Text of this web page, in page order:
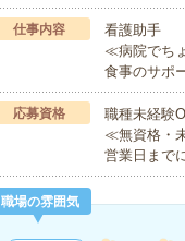
仕事内容
看護助手
≪病院でち
食事のサポ
応募資格
職種未経験
≪無資格・
営業日まで
職場の雰囲気